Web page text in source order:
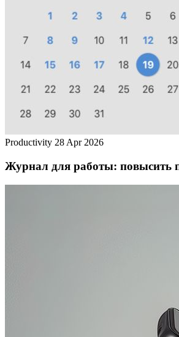
Productivity 28 Apr 2026
Журнал для работы: повысить